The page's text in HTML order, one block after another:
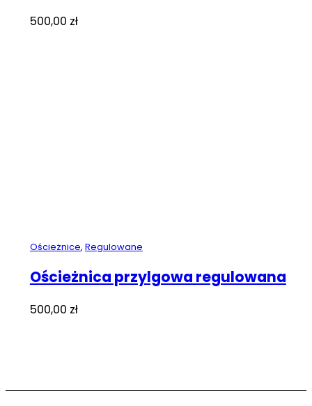
500,00 zł
Ościeżnice, Regulowane
Ościeżnica przylgowa regulowana
500,00 zł